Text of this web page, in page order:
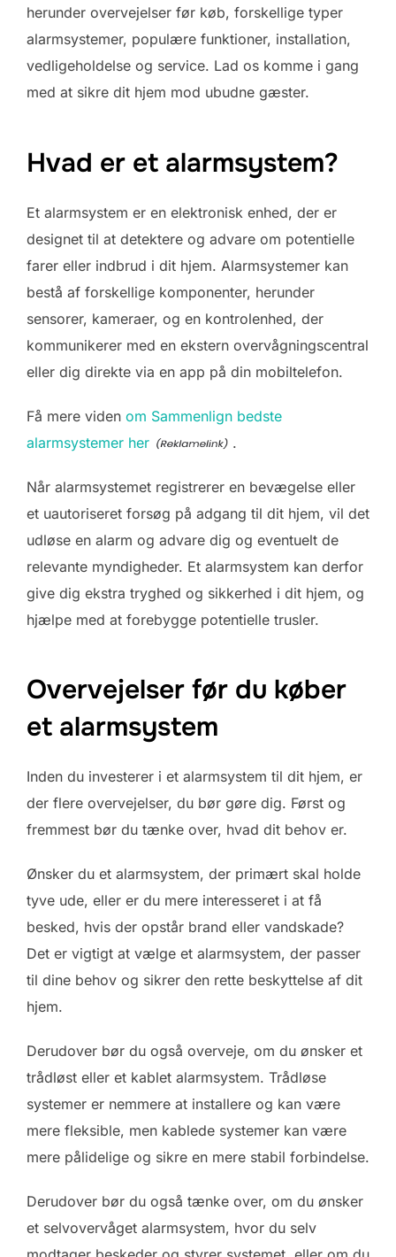
herunder overvejelser før køb, forskellige typer
alarmsystemer, populære funktioner, installation,
vedligeholdelse og service. Lad os komme i gang
med at sikre dit hjem mod ubudne gæster.
Hvad er et alarmsystem?
Et alarmsystem er en elektronisk enhed, der er
designet til at detektere og advare om potentielle
farer eller indbrud i dit hjem. Alarmsystemer kan
bestå af forskellige komponenter, herunder
sensorer, kameraer, og en kontrolenhed, der
kommunikerer med en ekstern overvågningscentral
eller dig direkte via en app på din mobiltelefon.
Få mere viden om Sammenlign bedste
alarmsystemer her
.
Når alarmsystemet registrerer en bevægelse eller
et uautoriseret forsøg på adgang til dit hjem, vil det
udløse en alarm og advare dig og eventuelt de
relevante myndigheder. Et alarmsystem kan derfor
give dig ekstra tryghed og sikkerhed i dit hjem, og
hjælpe med at forebygge potentielle trusler.
Overvejelser før du køber
et alarmsystem
Inden du investerer i et alarmsystem til dit hjem, er
der flere overvejelser, du bør gøre dig. Først og
fremmest bør du tænke over, hvad dit behov er.
Ønsker du et alarmsystem, der primært skal holde
tyve ude, eller er du mere interesseret i at få
besked, hvis der opstår brand eller vandskade?
Det er vigtigt at vælge et alarmsystem, der passer
til dine behov og sikrer den rette beskyttelse af dit
hjem.
Derudover bør du også overveje, om du ønsker et
trådløst eller et kablet alarmsystem. Trådløse
systemer er nemmere at installere og kan være
mere fleksible, men kablede systemer kan være
mere pålidelige og sikre en mere stabil forbindelse.
Derudover bør du også tænke over, om du ønsker
et selvovervåget alarmsystem, hvor du selv